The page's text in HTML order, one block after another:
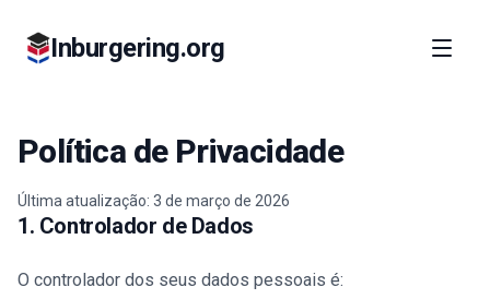
Inburgering.org
Política de Privacidade
Última atualização: 3 de março de 2026
1. Controlador de Dados
O controlador dos seus dados pessoais é: